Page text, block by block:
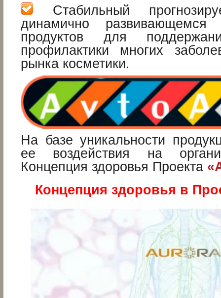
Стабильный
динамично развивающемся
продуктов для
профилактики многих
рынка косметики.
На базе уникальности
ее воздействия на
Концепция здоровья Проекта
Концепция здоровья в